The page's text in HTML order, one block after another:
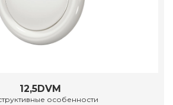
12,5DVM
особенности